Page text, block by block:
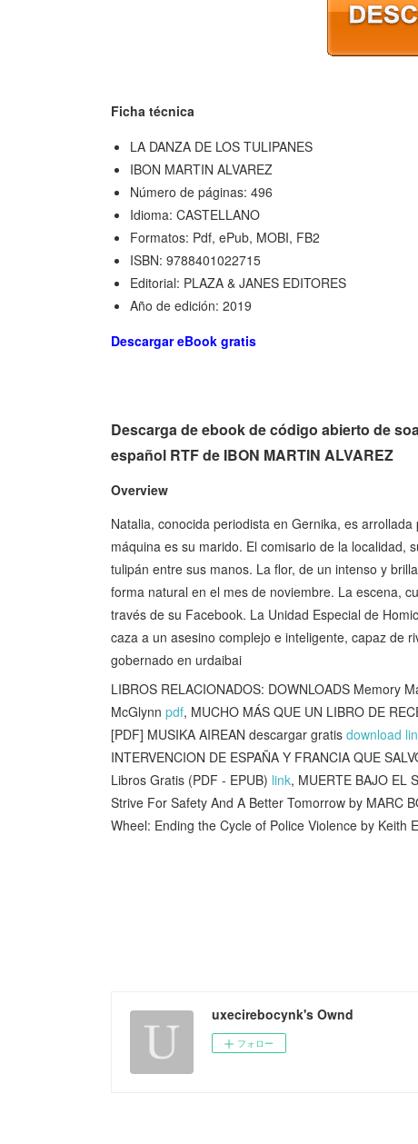
Ficha técnica
LA DANZA DE LOS TULIPANES
IBON MARTIN ALVAREZ
Número de páginas: 496
Idioma: CASTELLANO
Formatos: Pdf, ePub, MOBI, FB2
ISBN: 9788401022715
Editorial: PLAZA & JANES EDITORES
Año de edición: 2019
Descargar eBook gratis
Descarga de ebook de código abierto de
español RTF de IBON MARTIN ALVAREZ
Overview
Natalia, conocida periodista en Gernika, es
máquina es su marido. El comisario de la localidad,
tulipán entre sus manos. La flor, de un intenso y
forma natural en el mes de noviembre. La escena,
través de su Facebook. La Unidad Especial de
caza a un asesino complejo e inteligente, capaz de
gobernado en urdaibai
LIBROS RELACIONADOS: DOWNLOADS Memory
McGlynn pdf, MUCHO MÁS QUE UN LIBRO DE
[PDF] MUSIKA AIREAN descargar gratis download
INTERVENCION DE ESPAÑA Y FRANCIA QUE
Libros Gratis (PDF - EPUB) link, MUERTE BAJO EL
Strive For Safety And A Better Tomorrow by MARC
Wheel: Ending the Cycle of Police Violence by Keith
uxecirebocynk's Ownd
フォロー